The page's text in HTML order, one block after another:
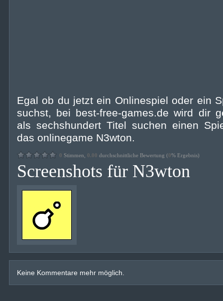
Egal ob du jetzt ein Onlinespiel oder ein
suchst, bei best-free-games.de wird dir
als sechshundert Titel suchen einen
das onlinegame N3wton.
0 Stimmen, 0.00 durchschnittliche Bewertung (0% Ergebnis)
Screenshots für N3wton
Keine Kommentare mehr möglich.